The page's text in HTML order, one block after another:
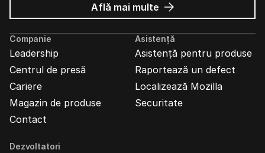
Află mai multe despre
Reclame
Mozilla
Companie
Leadership
Centrul de presă
Cariere
Magazin de produse
Contact
Asistență
Asistență pentru produse
Raportează un defect
Localizează Mozilla
Securitate
Dezvoltatori